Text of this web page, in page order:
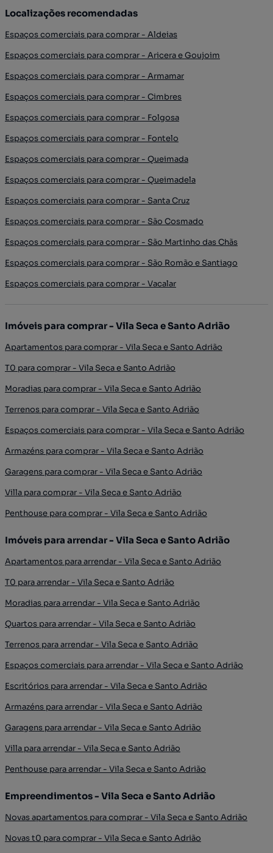
Localizações recomendadas
Espaços comerciais para comprar - Aldeias
Espaços comerciais para comprar - Aricera e Goujoim
Espaços comerciais para comprar - Armamar
Espaços comerciais para comprar - Cimbres
Espaços comerciais para comprar - Folgosa
Espaços comerciais para comprar - Fontelo
Espaços comerciais para comprar - Queimada
Espaços comerciais para comprar - Queimadela
Espaços comerciais para comprar - Santa Cruz
Espaços comerciais para comprar - São Cosmado
Espaços comerciais para comprar - São Martinho das Chãs
Espaços comerciais para comprar - São Romão e Santiago
Espaços comerciais para comprar - Vacalar
Imóveis para comprar - Vila Seca e Santo Adrião
Apartamentos para comprar - Vila Seca e Santo Adrião
T0 para comprar - Vila Seca e Santo Adrião
Moradias para comprar - Vila Seca e Santo Adrião
Terrenos para comprar - Vila Seca e Santo Adrião
Espaços comerciais para comprar - Vila Seca e Santo Adrião
Armazéns para comprar - Vila Seca e Santo Adrião
Garagens para comprar - Vila Seca e Santo Adrião
Villa para comprar - Vila Seca e Santo Adrião
Penthouse para comprar - Vila Seca e Santo Adrião
Imóveis para arrendar - Vila Seca e Santo Adrião
Apartamentos para arrendar - Vila Seca e Santo Adrião
T0 para arrendar - Vila Seca e Santo Adrião
Moradias para arrendar - Vila Seca e Santo Adrião
Quartos para arrendar - Vila Seca e Santo Adrião
Terrenos para arrendar - Vila Seca e Santo Adrião
Espaços comerciais para arrendar - Vila Seca e Santo Adrião
Escritórios para arrendar - Vila Seca e Santo Adrião
Armazéns para arrendar - Vila Seca e Santo Adrião
Garagens para arrendar - Vila Seca e Santo Adrião
Villa para arrendar - Vila Seca e Santo Adrião
Penthouse para arrendar - Vila Seca e Santo Adrião
Empreendimentos - Vila Seca e Santo Adrião
Novas apartamentos para comprar - Vila Seca e Santo Adrião
Novas t0 para comprar - Vila Seca e Santo Adrião